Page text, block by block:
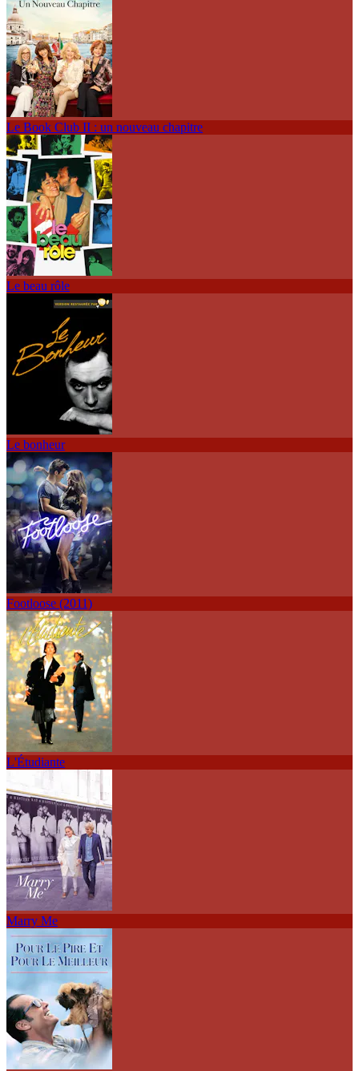
Le Book Club II : un nouveau chapitre
Le beau rôle
Le bonheur
Footloose (2011)
L'Étudiante
Marry Me